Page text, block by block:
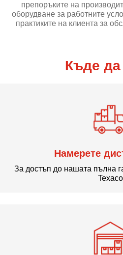
препоръките на
оборудване за работните
практиките на клиента за
Къде да
Намерете
За достъп до нашата пълна
Texaco